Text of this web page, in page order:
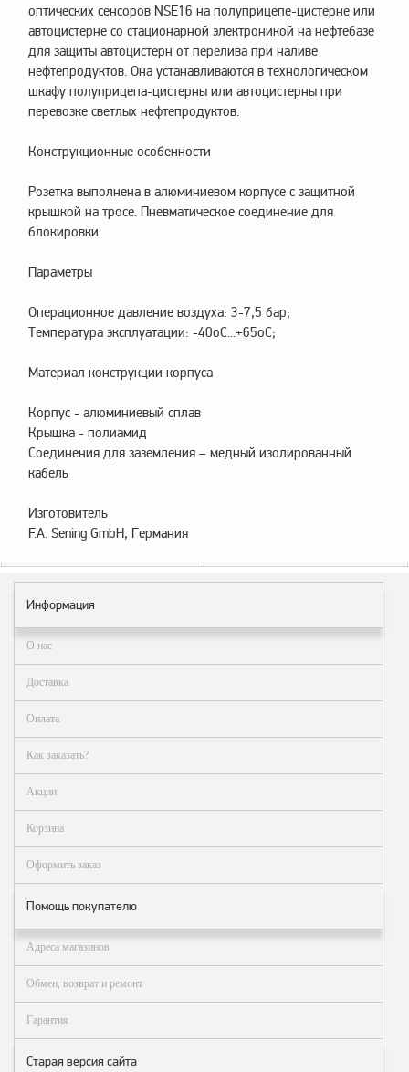
компании
Услуги
Распродажа
Как
заказ?
Доставка
самовывоз
возврат
Вакансии
оптических сенсоров NSE16 на полуприцепе-цистерне или
автоцистерне со стационарной электроникой на нефтебазе
для защиты автоцистерн от перелива при наливе
нефтепродуктов. Она устанавливаются в технологическом
шкафу полуприцепа-цистерны или автоцистерны при
перевозке светлых нефтепродуктов.
Конструкционные особенности
Розетка выполнена в алюминиевом корпусе с защитной
крышкой на тросе. Пневматическое соединение для
блокировки.
Параметры
Операционное давление воздуха: 3-7,5 бар;
Температура эксплуатации: -40оС...+65оС;
Материал конструкции корпуса
Корпус - алюминиевый сплав
Крышка - полиамид
Соединения для заземления – медный изолированный
кабель
Изготовитель
F.A. Sening GmbH, Германия
Информация
О нас
Доставка
Оплата
Как заказать?
Акции
Корзина
Оформить заказ
Помощь покупателю
Адреса магазинов
Обмен, возврат и ремонт
Гарантия
Старая версия сайта